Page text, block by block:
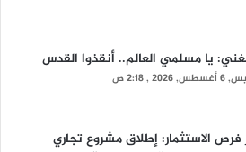
يا مسلمي العالم.. أنقذوا القدس
, 2:18 ص
فرص الاستثمار: إطلاق مشروع تجاري